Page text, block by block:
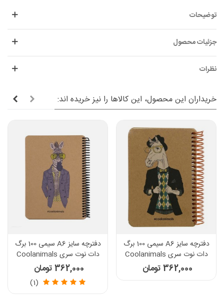
توضیحات
جزئیات محصول
نظرات
خریداران این محصول، این کالاها را نیز خریده اند:
دفترچه سایز A6 سیمی 100 برگ
دات نوت سری Coolanimals
طرح اسب جنتلمن
362,000 تومان
دفترچه سایز A6 سیمی 100 برگ
دات نوت سری Coolanimals
طرح گورخر باحال
362,000 تومان
(1)